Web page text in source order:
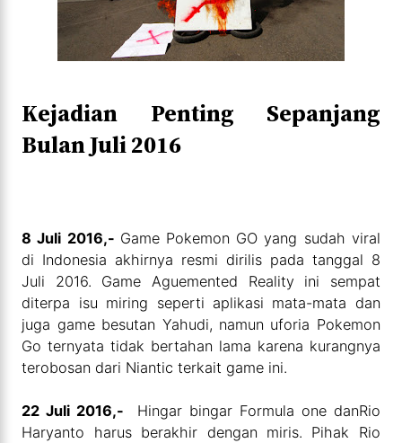
Kejadian Penting Sepanjang
Bulan Juli 2016
8 Juli 2016,- Game Pokemon GO yang sudah viral
di Indonesia akhirnya resmi dirilis pada tanggal 8
Juli 2016. Game Aguemented Reality ini sempat
diterpa isu miring seperti aplikasi mata-mata dan
juga game besutan Yahudi, namun uforia Pokemon
Go ternyata tidak bertahan lama karena kurangnya
terobosan dari Niantic terkait game ini.
22 Juli 2016,- Hingar bingar Formula one danRio
Haryanto harus berakhir dengan miris. Pihak Rio